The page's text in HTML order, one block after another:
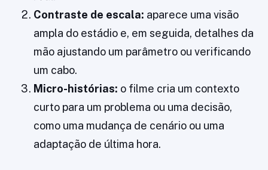
Contraste de escala: aparece uma visão
ampla do estádio e, em seguida, detalhes da
mão ajustando um parâmetro ou verificando
um cabo.
Micro-histórias: o filme cria um contexto
curto para um problema ou uma decisão,
como uma mudança de cenário ou uma
adaptação de última hora.